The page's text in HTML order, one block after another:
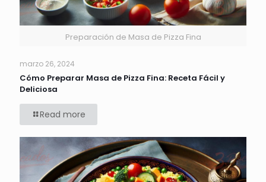
Preparación de Masa de Pizza Fina
marzo 26, 2024
Cómo Preparar Masa de Pizza Fina: Receta Fácil y
Deliciosa
Read more